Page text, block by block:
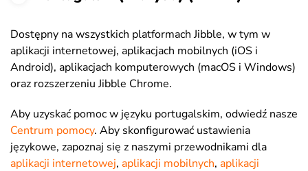
Dostępny na wszystkich platformach Jibble, w tym w
aplikacji internetowej, aplikacjach mobilnych (iOS i
Android), aplikacjach komputerowych (macOS i Windows)
oraz rozszerzeniu Jibble Chrome.
Aby uzyskać pomoc w języku portugalskim, odwiedź nasze
Centrum pomocy. Aby skonfigurować ustawienia
językowe, zapoznaj się z naszymi przewodnikami dla
aplikacji internetowej, aplikacji mobilnych, aplikacji